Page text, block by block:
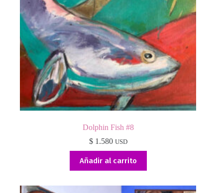
Dolphin Fish #8
$1.580 USD
Añadir al carrito